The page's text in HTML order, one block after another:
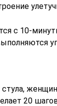
с 10-
20